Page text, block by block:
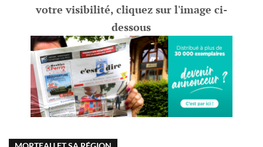
votre visibilité, cliquez sur l'image ci-
dessous